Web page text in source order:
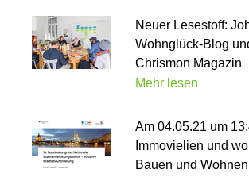
Neuer Lesestoff:
Wohnglück-Blog
Chrismon Magazin
Mehr lesen
Am 04.05.21 um
Immovielien und
Bauen und